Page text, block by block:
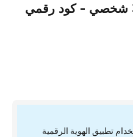
تطبيق الهوية الرقمية